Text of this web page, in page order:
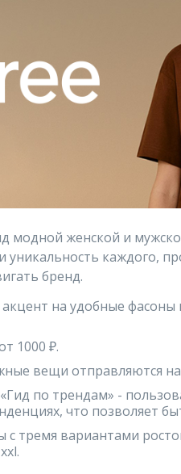
модной женской и
уникальность каждого,
бренд.
на удобные
1000 ₽.
вещи отправляются
по трендам» -
что позволяет
с тремя вариантами